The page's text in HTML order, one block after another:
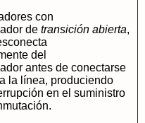
con
de transición abierta,
del
antes de conectarse
la línea, produciendo
en el suministro